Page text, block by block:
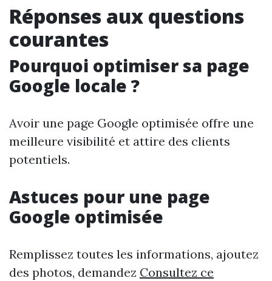
Réponses aux questions
courantes
Pourquoi optimiser sa page
Google locale ?
Avoir une page Google optimisée offre une
meilleure visibilité et attire des clients
potentiels.
Astuces pour une page
Google optimisée
Remplissez toutes les informations, ajoutez
des photos, demandez Consultez ce